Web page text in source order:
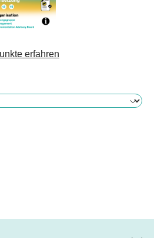
erfahren